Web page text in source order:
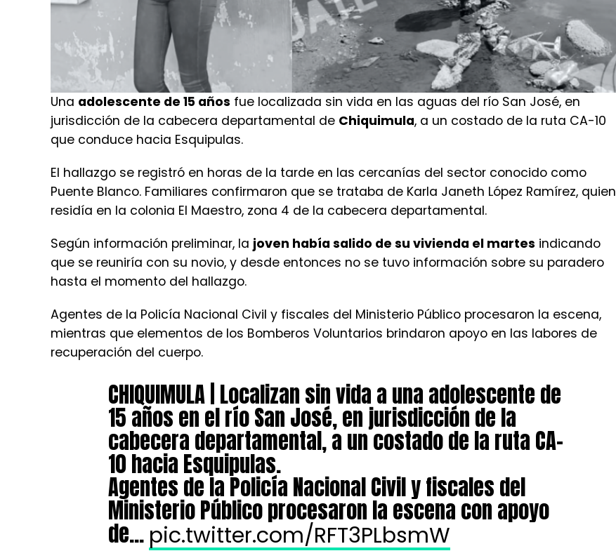
Una adolescente de 15 años fue localizada sin vida en las aguas del río San José, en
jurisdicción de la cabecera departamental de Chiquimula, a un costado de la ruta CA-10
que conduce hacia Esquipulas.
El hallazgo se registró en horas de la tarde en las cercanías del sector conocido como
Puente Blanco. Familiares confirmaron que se trataba de Karla Janeth López Ramírez, quien
residía en la colonia El Maestro, zona 4 de la cabecera departamental.
Según información preliminar, la joven había salido de su vivienda el martes indicando
que se reuniría con su novio, y desde entonces no se tuvo información sobre su paradero
hasta el momento del hallazgo.
Agentes de la Policía Nacional Civil y fiscales del Ministerio Público procesaron la escena,
mientras que elementos de los Bomberos Voluntarios brindaron apoyo en las labores de
recuperación del cuerpo.
CHIQUIMULA | Localizan sin vida a una adolescente de
15 años en el río San José, en jurisdicción de la
cabecera departamental, a un costado de la ruta CA-
10 hacia Esquipulas.
Agentes de la Policía Nacional Civil y fiscales del
Ministerio Público procesaron la escena con apoyo
de… pic.twitter.com/RFT3PLbsmW